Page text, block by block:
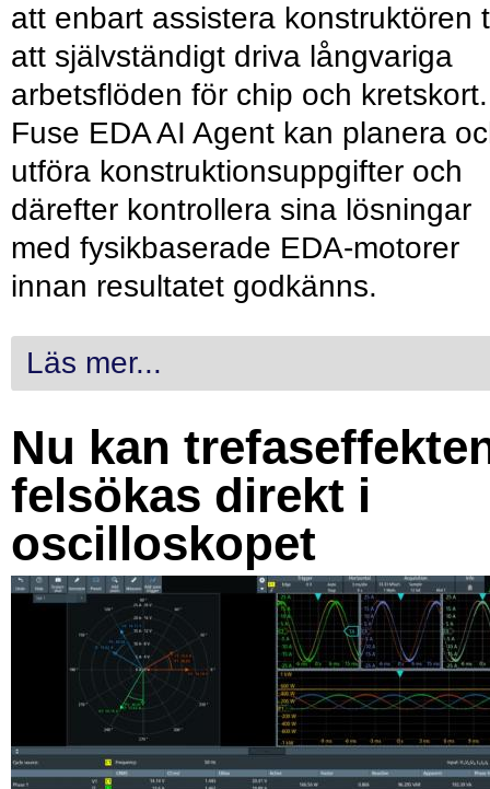
att enbart assistera konstruktören
att självständigt driva långvariga
arbetsflöden för chip och kretskort.
Fuse EDA AI Agent kan planera
utföra konstruktionsuppgifter och
därefter kontrollera sina lösningar
med fysikbaserade EDA-motorer
innan resultatet godkänns.
Läs mer...
Nu kan
felsökas direkt i
oscilloskopet